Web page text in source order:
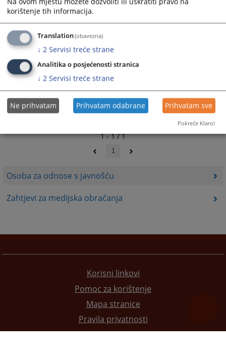
Osoba za odnose s javnošću
Zahtjevi za medijska obraćanja
1 - 1 / 1
1
Korisni linkovi
Pomoc za korištenje
Mapa stranice
Pravila privatnosti
korištenje tih informacija.
Translation(obavezna)
↓ 2 Servisi treće strane
Analitika o posjećenosti stranica
↓ 2 Servisi treće strane
Ne prihvatam Prihvatam odabrane Prihvatam sve
Pokreće Klaro!